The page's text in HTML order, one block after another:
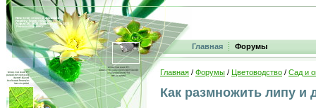
Главная Форумы
Главная / Форумы / Цветоводство / Сад и
Как размножить липу и